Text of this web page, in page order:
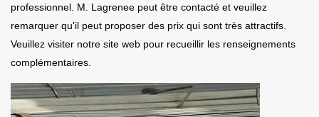
professionnel. M. Lagrenee peut être contacté et veuillez
remarquer qu'il peut proposer des prix qui sont très attractifs.
Veuillez visiter notre site web pour recueillir les renseignements
complémentaires.